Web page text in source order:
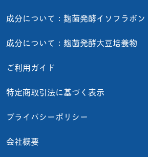
成分について：麹菌発酵イソフラボン
成分について：麹菌発酵大豆培養物
ご利用ガイド
特定商取引法に基づく表示
プライバシーポリシー
会社概要